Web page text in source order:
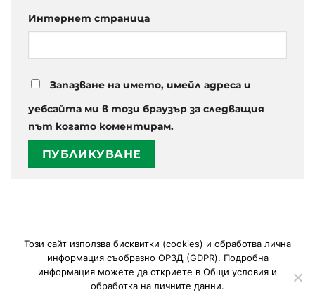
Интернет страница
Запазване на името, имейл адреса и
уебсайта ми в този браузър за следващия
път когато коментирам.
РЕСТОРАНТ РЕЗЕРВАЦИЯ СЪБИТИЯ
КОНТАКТИ
PARK BOBY & KELLY
ОБЩИ УСЛОВИЯ И ОБРАБОТКА НА ЛИЧНИТЕ ДАННИ
Изработка на сайт ОПТИМА БИЗНЕС
Този сайт използва бисквитки (cookies) и обработва лична
информация съобразно ОРЗД (GDPR). Подробна
информация можете да откриете в Общи условия и
обработка на личните данни.